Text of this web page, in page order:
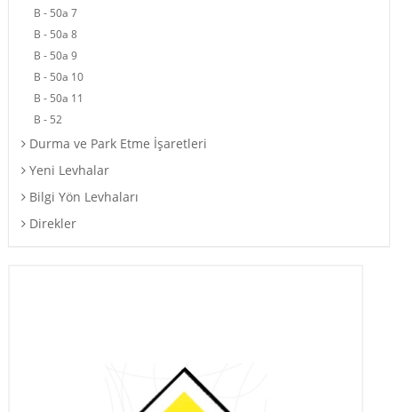
B - 50a 7
B - 50a 8
B - 50a 9
B - 50a 10
B - 50a 11
B - 52
Durma ve Park Etme İşaretleri
Yeni Levhalar
Bilgi Yön Levhaları
Direkler